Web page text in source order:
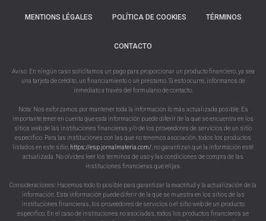
MENTIONS LÉGALES POLÍTICA DE COOKIES TÉRMINOS
CONTACTO
Aviso: En ningún caso solicitamos un pago para proporcionar un producto financiero, ya sea
una tarjeta de crédito, un financiamiento o un préstamo. Si esto ocurre, infórmanos de
inmediato a través del formulario de contacto.
Nota: Nos esforzamos por mantener toda la información lo más actualizada posible. Es
importante tener en cuenta que esta información puede diferir de la que se encuentra en los
sitios web de las instituciones financieras y/o de los proveedores de servicios de un sitio
específico. Para las instituciones con las que no tenemos asociación, todos los productos
listados en este sitio, https://esp.jornalmateria.com/ , no garantizan que la información esté
actualizada. No olvides leer los términos de uso y las condiciones de compra de las
instituciones financieras que elijas.
Consideraciones: Hacemos todo lo posible para garantizar la exactitud y la actualización de la
información. Esta información puede diferir de la que se muestra en los sitios de las
instituciones financieras, los proveedores de servicios o el sitio web de un producto
específico. En el caso de instituciones no asociadas, todos los productos financieros se